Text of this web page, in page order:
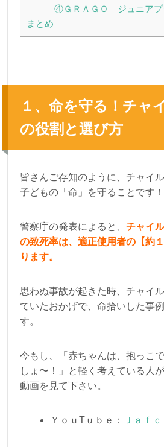
④ＧＲＡＧＯ ジュニアプ
まとめ
１、命を守る！チャ
の役割と選び方
皆さんご存知のように、チャイ
子どもの「命」を守ることです！
警察庁の発表によると、 チャイ
の致死率は、適正使用者の【約
ります。
思わぬ事故が起きた時、チャイ
ていたおかげで、命拾いした事
す。
今もし、「赤ちゃんは、抱っこ
しょ〜！」と軽く考えている人
動画を見て下さい。
ＹｏｕTｕｂｅ： Ｊａｆ